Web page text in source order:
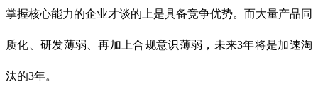
掌握核心能力的企业才谈的上是具备竞争优势。而大量产品同
质化、研发薄弱、再加上合规意识薄弱，未来3年将是加速淘
汰的3年。